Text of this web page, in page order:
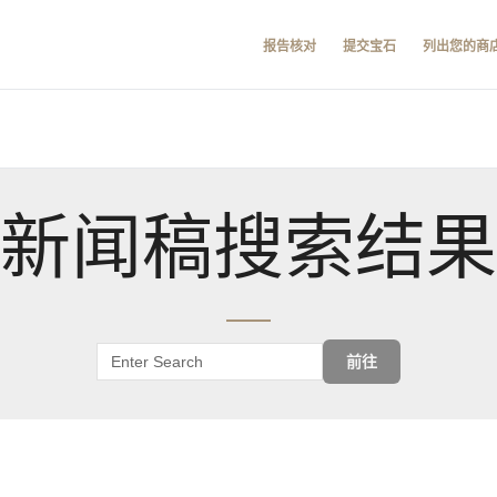
报告核对 提交宝石 列出您的商
新闻稿搜索结果
前往